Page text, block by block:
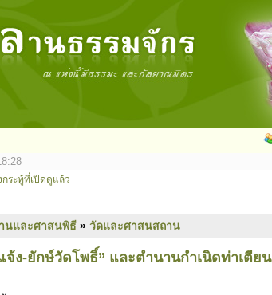
กระทู้ที่เปิดดูแล้ว
นและศาสนพิธี » วัดและศาสนสถาน
ง-ยักษ์วัดโพธิ์” และตำนานกำเนิดท่าเตียน